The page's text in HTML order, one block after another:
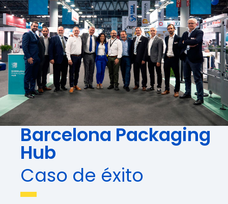
Barcelona Packaging
Hub
Caso de éxito